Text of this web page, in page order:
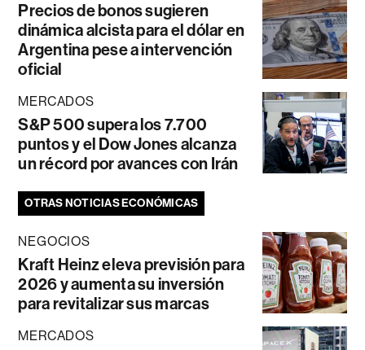
Precios de bonos sugieren
dinámica alcista para el dólar en
Argentina pese a intervención
oficial
MERCADOS
S&P 500 supera los 7.700
puntos y el Dow Jones alcanza
un récord por avances con Irán
OTRAS NOTICIAS ECONÓMICAS
NEGOCIOS
Kraft Heinz eleva previsión para
2026 y aumenta su inversión
para revitalizar sus marcas
MERCADOS